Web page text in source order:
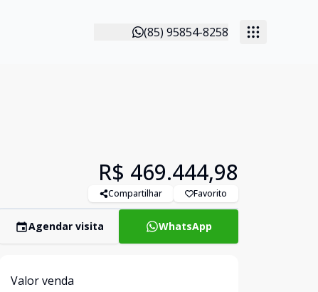
(85) 95854-8258
R$ 469.444,98
Compartilhar Favorito
Agendar visita WhatsApp
Valor venda